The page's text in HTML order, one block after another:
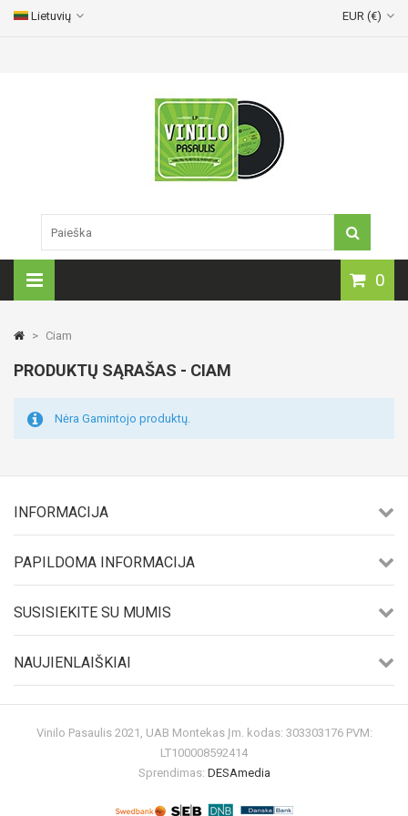
EUR (€)
Lietuvių
0
> Ciam
PRODUKTŲ SĄRAŠAS - CIAM
Nėra Gamintojo produktų.
INFORMACIJA
PAPILDOMA INFORMACIJA
SUSISIEKITE SU MUMIS
NAUJIENLAIŠKIAI
Vinilo Pasaulis 2021, UAB Montekas Įm. kodas: 303303176 PVM:
LT100008592414
Sprendimas: DESAmedia